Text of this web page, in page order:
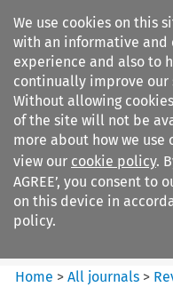
We use cookies on this
with an informative and
experience and also to
continually improve our
Without allowing
of the site will not be
more about how we use
view our cookie policy.
AGREE’, you consent to
on this device in
policy.
Search
Revue de
l%E2%80%99arbitrage
Home >All journals >